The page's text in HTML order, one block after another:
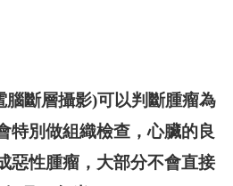
斷層攝影)可以判斷腫瘤為
特別做組織檢查，心臟的良
惡性腫瘤，大部分不會直接